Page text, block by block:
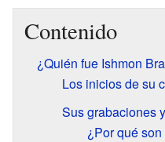
Contenido
¿Quién fue Ishmon
Los inicios de su
Sus grabaciones
¿Por qué